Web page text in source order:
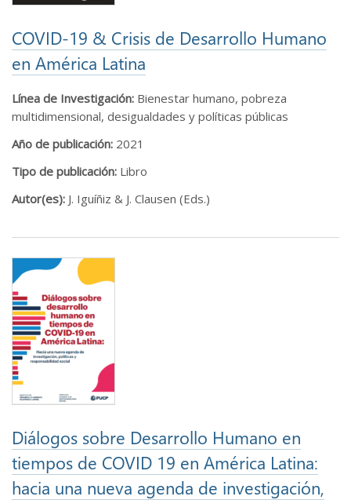
COVID-19 & Crisis de Desarrollo Humano
en América Latina
Línea de Investigación: Bienestar humano, pobreza
multidimensional, desigualdades y políticas públicas
Año de publicación: 2021
Tipo de publicación: Libro
Autor(es): J. Iguíñiz & J. Clausen (Eds.)
Diálogos sobre Desarrollo Humano en
tiempos de COVID 19 en América Latina:
hacia una nueva agenda de investigación,